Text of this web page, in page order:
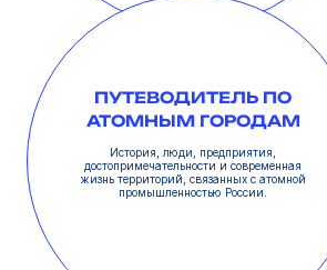
ПУТЕВОДИТЕЛЬ ПО
АТОМНЫМ ГОРОДАМ
История, люди, предприятия,
достопримечательности и современная
жизнь территорий, связанных с атомной
промышленностью России.